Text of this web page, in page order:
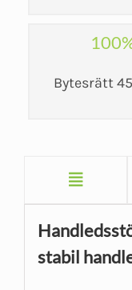
Bytesrätt
stabil